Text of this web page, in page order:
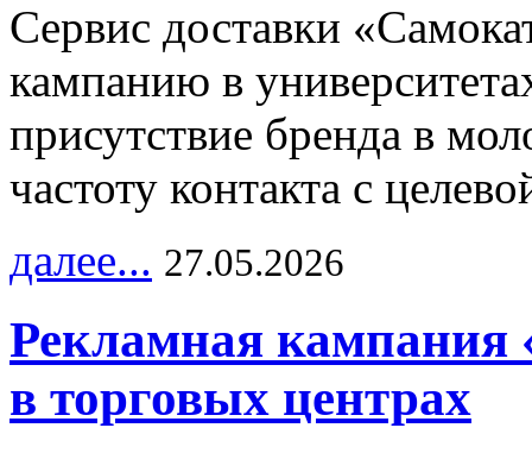
Сервис доставки
кампанию в
присутствие бренда в
частоту контакта с
далее... 27.05.2026
Рекламная кампания
в торговых центрах